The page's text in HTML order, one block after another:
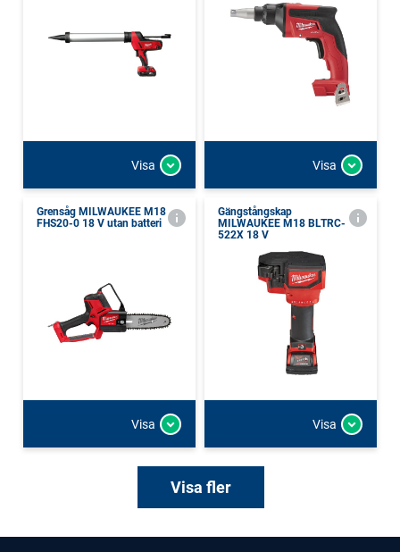
Visa Visa
Grensåg MILWAUKEE M18
FHS20-0 18 V utan batteri
Visa
Gängstångskap
MILWAUKEE M18 BLTRC-
522X 18 V
Visa
Visa fler